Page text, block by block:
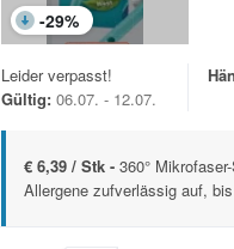
-29%
Leider verpasst!
Gültig: 06.07. - 12.07.
€ 6,39 / Stk - 360°
Allergene zufverlässig auf,